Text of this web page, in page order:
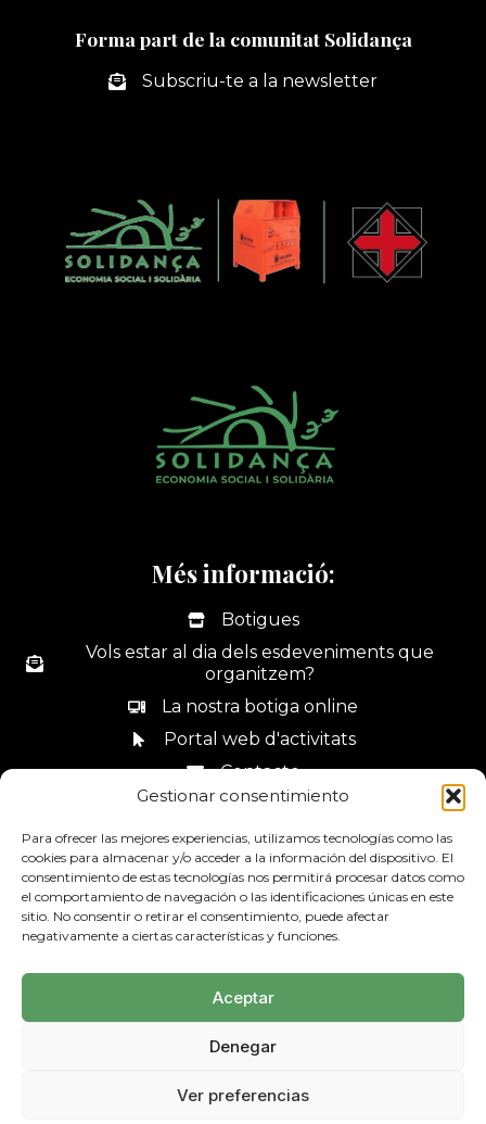
Gestionar consentimiento
Para ofrecer las mejores experiencias, utilizamos tecnologías como las
cookies para almacenar y/o acceder a la información del dispositivo. El
consentimiento de estas tecnologías nos permitirá procesar datos como
el comportamiento de navegación o las identificaciones únicas en este
sitio. No consentir o retirar el consentimiento, puede afectar
negativamente a ciertas características y funciones.
Aceptar
Denegar
Ver preferencias
Forma part de la comunitat Solidança
Subscriu-te a la newsletter
Més informació:
Botigues
Vols estar al dia dels esdeveniments que
organitzem?
La nostra botiga online
Portal web d'activitats
Contacte
Canal de denúncies
93 685 44 34
Política de Cookies